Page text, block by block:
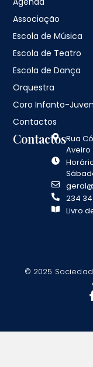
Associação
Escola de Música
Escola de Teatro
Escola de Dança
Orquestra
Coro Infanto-
Contactos
ContactosRua
Aveiro
234
Livro
© 2025